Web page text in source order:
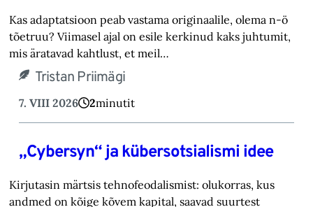
Kas adaptatsioon peab vastama originaalile, olema n-ö
tõetruu? Viimasel ajal on esile kerkinud kaks juhtumit,
mis äratavad kahtlust, et meil…
Tristan Priimägi
7. VIII 2026 2minutit
„Cybersyn“ ja kübersotsialismi idee
Kirjutasin märtsis tehnofeodalismist: olukorras, kus
andmed on kõige kõvem kapital, saavad suurtest